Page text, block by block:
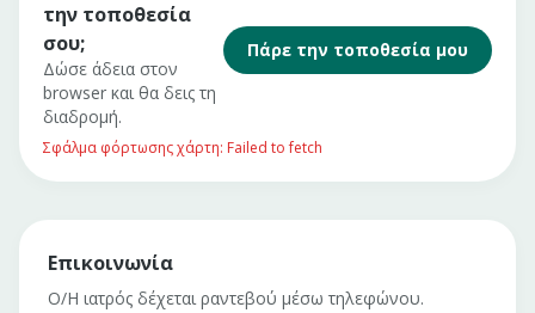
την τοποθεσία
σου;
Δώσε άδεια στον
browser και θα δεις τη
διαδρομή.
Πάρε την τοποθεσία μου
Σφάλμα φόρτωσης χάρτη: Failed to fetch
Επικοινωνία
Ο/Η ιατρός δέχεται ραντεβού μέσω τηλεφώνου.